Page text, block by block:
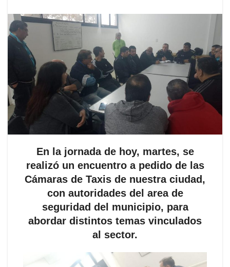
En la jornada de hoy, martes, se
realizó un encuentro a pedido de las
Cámaras de Taxis de nuestra ciudad,
con autoridades del area de
seguridad del municipio, para
abordar distintos temas vinculados
al sector.